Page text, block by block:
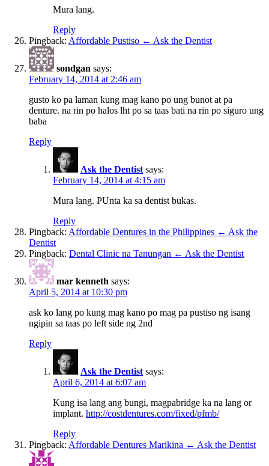
Mura lang.
Reply
Pingback: Affordable Pustiso ← Ask the Dentist
sondgan says:
February 14, 2014 at 2:46 am
gusto ko pa laman kung mag kano po ung bunot at pa
denture. na rin po halos lht po sa taas bati na rin po siguro ung
baba
Reply
Ask the Dentist says:
February 14, 2014 at 4:15 am
Mura lang. PUnta ka sa dentist bukas.
Reply
Pingback: Affordable Dentures in the Philippines ← Ask the
Dentist
Pingback: Dental Clinic na Tanungan ← Ask the Dentist
mar kenneth says:
April 5, 2014 at 10:30 pm
ask ko lang po kung mag kano po mag pa pustiso ng isang
ngipin sa taas po left side ng 2nd
Reply
Ask the Dentist says:
April 6, 2014 at 6:07 am
Kung isa lang ang bungi, magpabridge ka na lang or
implant. http://costdentures.com/fixed/pfmb/
Reply
Pingback: Affordable Dentures Marikina ← Ask the Dentist